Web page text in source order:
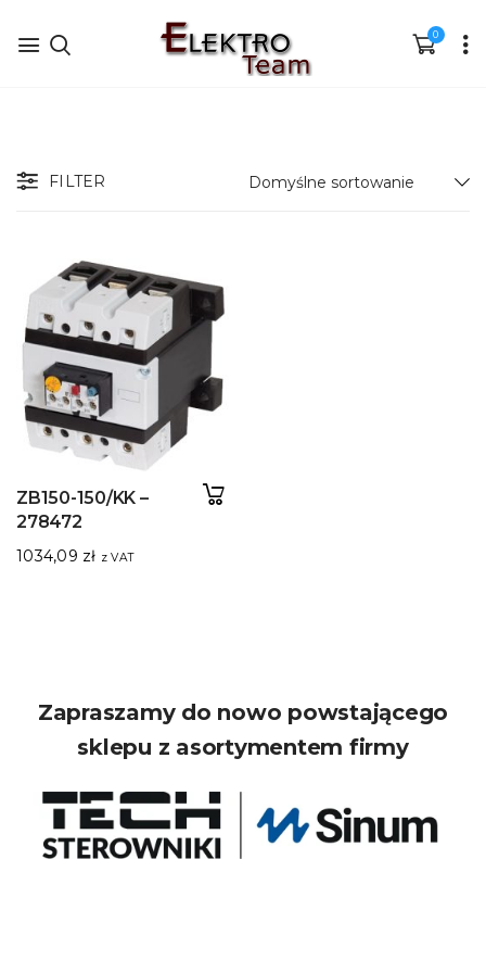
0
FILTER
ZB150-150/KK –
278472
1034,09 zł z VAT
Zapraszamy do nowo powstającego
sklepu z asortymentem firmy